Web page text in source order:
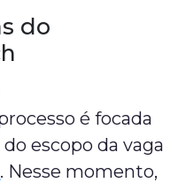
do
é focada
escopo da vaga
. Nesse momento,